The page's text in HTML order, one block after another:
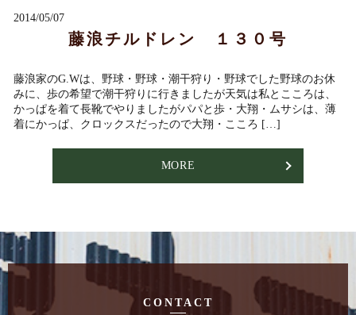
2014/05/07
藤浪チルドレン １３０号
藤浪家のG.Wは、野球・野球・潮干狩り・野球でした野球のお休
みに、歩の希望で潮干狩りに行きましたが天気は私とこころは、
かっぱを着て長靴でやりましたがパパと歩・大翔・ムサシは、薄
着にかっぱ、クロックスだったので大翔・こころ […]
MORE
CONTACT